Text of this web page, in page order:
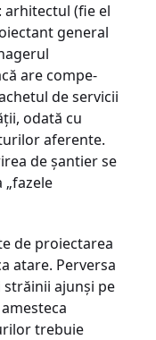
arhitectul (fie el
general
are compe­
de servicii
odată cu
aferente.
de șantier se
„fazele
de proiectarea
atare. Perversa
străinii ajunși pe
trebuie